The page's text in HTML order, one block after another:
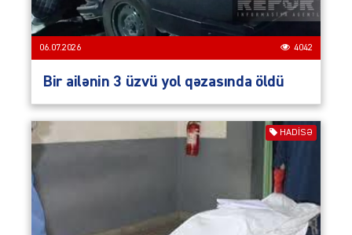
06.07.2026 4042
Bir ailənin 3 üzvü yol qəzasında öldü
HADISƏ